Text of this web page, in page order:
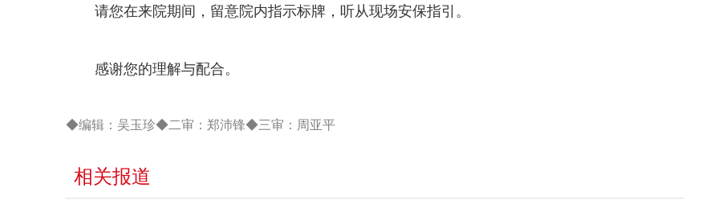
请您在来院期间，留意院内指示标牌，听从现场安保指引。
感谢您的理解与配合。
◆编辑：吴玉珍◆二审：郑沛锋◆三审：周亚平
相关报道